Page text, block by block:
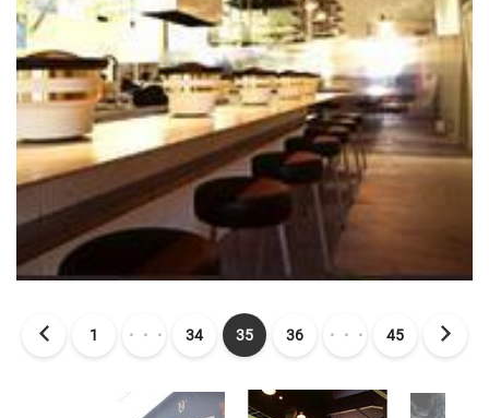
1 ・・・ 34 35 36 ・・・ 45